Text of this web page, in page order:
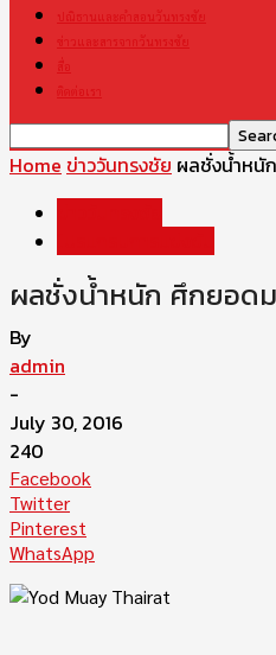
ปณิธานและคำสอนวันทรงชัย
ข่าวและสารจากวันทรงชัย
สื่อ
ติดต่อเรา
Home ข่าววันทรงชัย ผลชั่งน้ำหนั
ผลชั่งน้ำหนัก ศึกยอดม
By
admin
-
July 30, 2016
240
Facebook
Twitter
Pinterest
WhatsApp